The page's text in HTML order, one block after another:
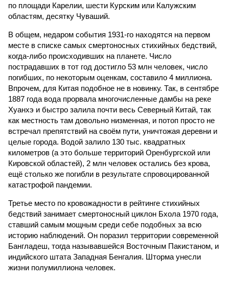
по площади Карелии, шести Курским или Калужским
областям, десятку Чуваший.
В общем, недаром события 1931-го находятся на первом
месте в списке самых смертоносных стихийных бедствий,
когда-либо происходивших на планете. Число
пострадавших в тот год достигло 53 млн человек, число
погибших, по некоторым оценкам, составило 4 миллиона.
Впрочем, для Китая подобное не в новинку. Так, в сентябре
1887 года вода прорвала многочисленные дамбы на реке
Хуанхэ и быстро залила почти весь Северный Китай, так
как местность там довольно низменная, и потоп просто не
встречал препятствий на своём пути, уничтожая деревни и
целые города. Водой залило 130 тыс. квадратных
километров (а это больше территорий Оренбургской или
Кировской областей), 2 млн человек остались без крова,
ещё столько же погибли в результате спровоцированной
катастрофой пандемии.
Третье место по кровожадности в рейтинге стихийных
бедствий занимает смертоносный циклон Бхола 1970 года,
ставший самым мощным среди себе подобных за всю
историю наблюдений. Он поразил территории современной
Бангладеш, тогда называвшейся Восточным Пакистаном, и
индийского штата Западная Бенгалия. Шторма унесли
жизни полумиллиона человек.